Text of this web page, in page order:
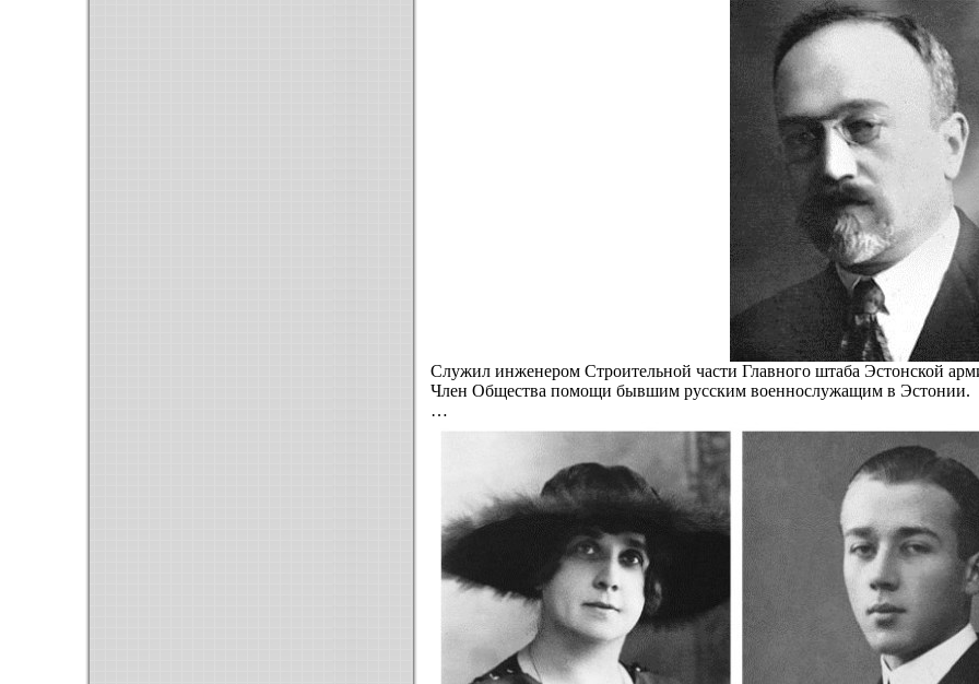
Служил инженером Строительной части Главного штаба Эстонской
Член Общества помощи бывшим русским военнослужащим в Эстонии.
…